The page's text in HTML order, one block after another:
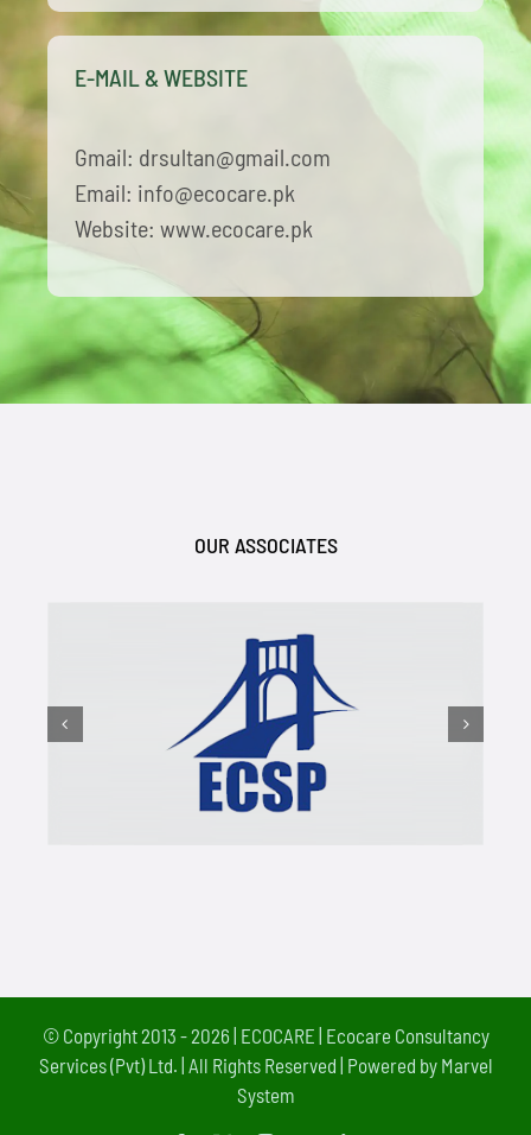
E-MAIL & WEBSITE
Gmail: drsultan@gmail.com
Email: info@ecocare.pk
Website: www.ecocare.pk
OUR ASSOCIATES
© Copyright 2013 - 2026 | ECOCARE | Ecocare Consultancy
Services (Pvt) Ltd. | All Rights Reserved | Powered by Marvel
System